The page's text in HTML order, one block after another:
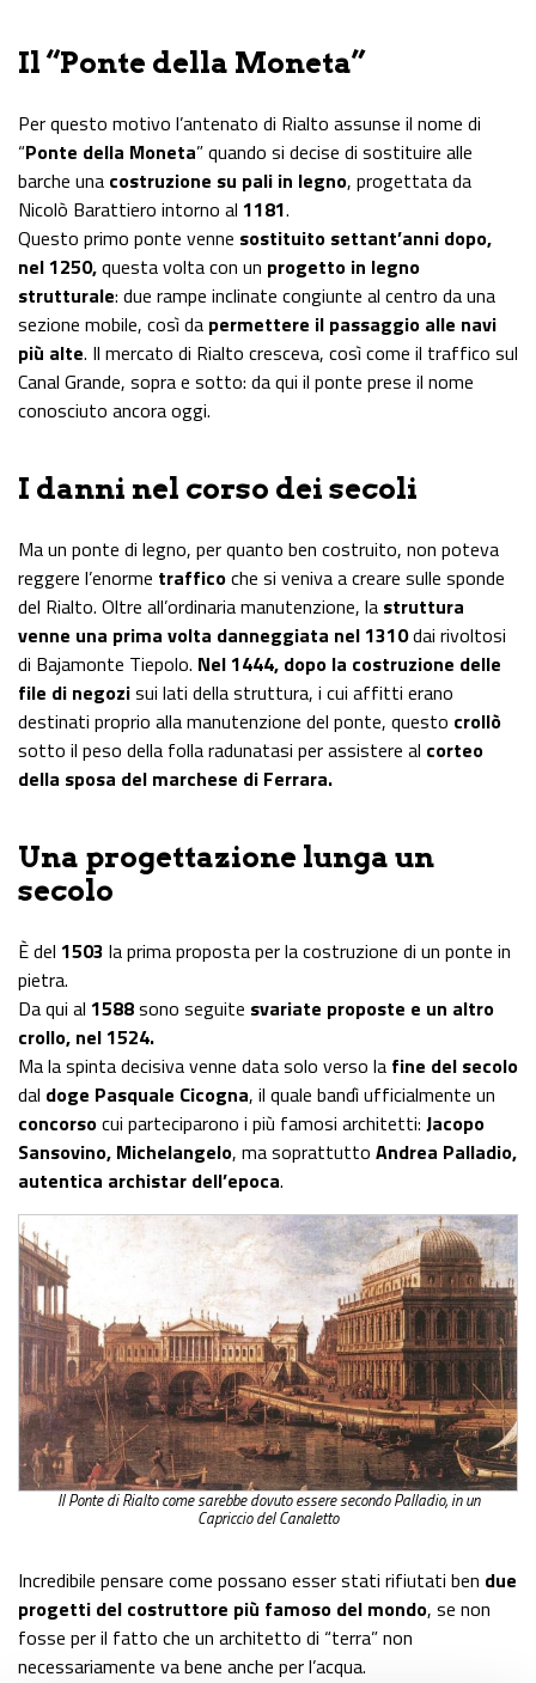
Il “Ponte della Moneta”
Per questo motivo l’antenato di Rialto assunse il nome di
“Ponte della Moneta” quando si decise di sostituire alle
barche una costruzione su pali in legno, progettata da
Nicolò Barattiero intorno al 1181.
Questo primo ponte venne sostituito settant’anni dopo,
nel 1250,questa volta con un progetto in legno
strutturale: due rampe inclinate congiunte al centro da una
sezione mobile, così da permettere il passaggio alle navi
più alte. Il mercato di Rialto cresceva, così come il traffico sul
Canal Grande, sopra e sotto: da qui il ponte prese il nome
conosciuto ancora oggi.
I danni nel corso dei secoli
Ma un ponte di legno, per quanto ben costruito, non poteva
reggere l’enorme trafficoche si veniva a creare sulle sponde
del Rialto. Oltre all’ordinaria manutenzione, la struttura
venne una prima volta danneggiata nel 1310dai rivoltosi
di Bajamonte Tiepolo. Nel 1444, dopo la costruzione delle
file di negozisui lati della struttura, i cui affitti erano
destinati proprio alla manutenzione del ponte, questo crollò
sotto il peso della folla radunatasi per assistere al corteo
della sposa del marchese di Ferrara.
Una progettazione lunga un
secolo
È del 1503 la prima proposta per la costruzione di un ponte in
pietra.
Da qui al 1588sono seguite svariate proposte e un altro
crollo, nel 1524.
Ma la spinta decisiva venne data solo verso la fine del secolo
dal doge Pasquale Cicogna, il quale bandì ufficialmente un
concorsocui parteciparono i più famosi architetti: Jacopo
Sansovino, Michelangelo, ma soprattutto Andrea Palladio,
autentica archistar dell’epoca.
Il Ponte di Rialto come sarebbe dovuto essere secondo Palladio, in un
Capriccio del Canaletto
Incredibile pensare come possano esser stati rifiutati ben due
progetti del costruttore più famoso del mondo, se non
fosse per il fatto che un architetto di “terra” non
necessariamente va bene anche per l’acqua.